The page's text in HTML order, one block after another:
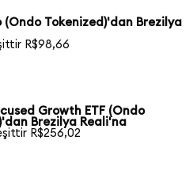
(Ondo Tokenized)'dan Brezilya
R$98,66
Growth ETF (Ondo
Brezilya Reali'na
R$256,02